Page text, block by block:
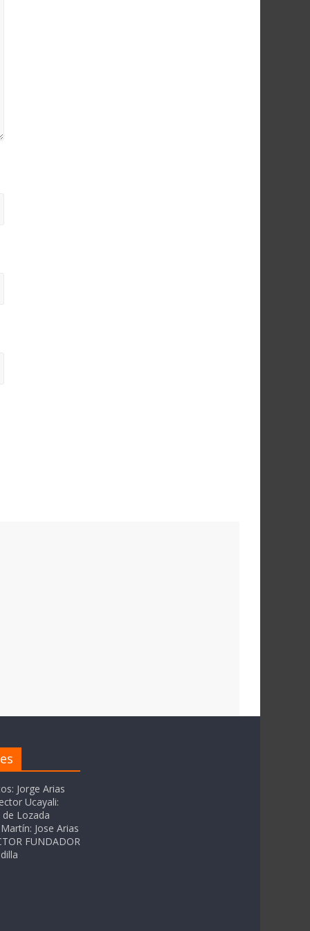
Jorge Arias
Ucayali:
Lozada
Jose Arias
FUNDADOR